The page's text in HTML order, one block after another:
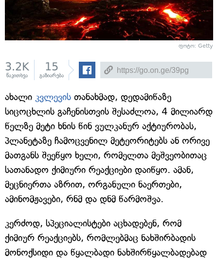
ფოტო: Getty
3.2K
წაკითხვა
15
გაზიარება
ახალი კვლევის თანახმად, დედამიწაზე
სიცოცხლის გაჩენისთვის შესაძლოა, 4 მილიარდ
წელზე მეტი ხნის წინ ვულკანურ აქტიურობას,
პლანეტაზე ჩამოცვენილ მეტეორიტებს ან ორივე
მათგანს შეეწყო ხელი, რომელთა მეშვეობითაც
სათანადო ქიმიური რეაქციები დაიწყო. ამან,
მეცნიერთა აზრით, ორგანული ნაერთები,
ამინომჟავები, რნმ და დნმ წარმოშვა.
კერძოდ, სპეციალისტები აცხადებენ, რომ
ქიმიურ რეაქციებს, რომლებმაც ნახშირბადის
მონოქსიდი და წყალბადი ნახშირწყალბადებად